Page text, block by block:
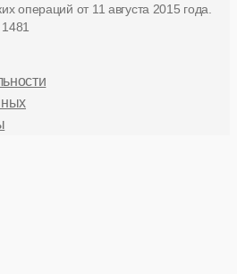
операций от 11 августа 2015 года.